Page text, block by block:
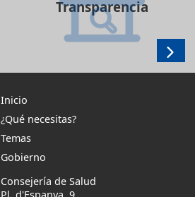
Transparencia
Inicio
¿Qué necesitas?
Temas
Gobierno
Consejería de Salud